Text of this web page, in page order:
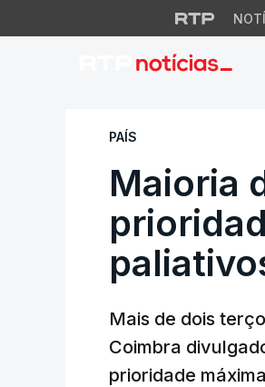
Maioria
PAÍS
Maioria
Mais de dois
Coimbra
prioridade